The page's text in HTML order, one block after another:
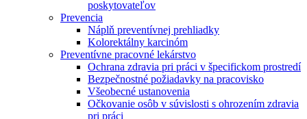
poskytovateľov
Prevencia
Náplň preventívnej prehliadky
Kolorektálny karcinóm
Preventívne pracovné lekárstvo
Ochrana zdravia pri práci v špecifickom prostredí
Bezpečnostné požiadavky na pracovisko
Všeobecné ustanovenia
Očkovanie osôb v súvislosti s ohrozením zdravia
pri práci